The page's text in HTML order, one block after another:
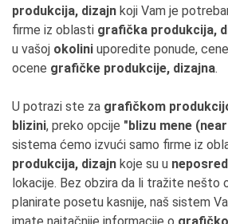
produkcija, dizajn koji Vam je
firme iz oblasti grafička produkcija,
u vašoj okolini uporedite ponude,
ocene grafičke produkcije, dizajna.
U potrazi ste za grafičkom
blizini, preko opcije "blizu mene
sistema ćemo izvući samo firme iz
produkcija, dizajn koje su u
lokacije. Bez obzira da li tražite nešto
planirate posetu kasnije, naš sistem